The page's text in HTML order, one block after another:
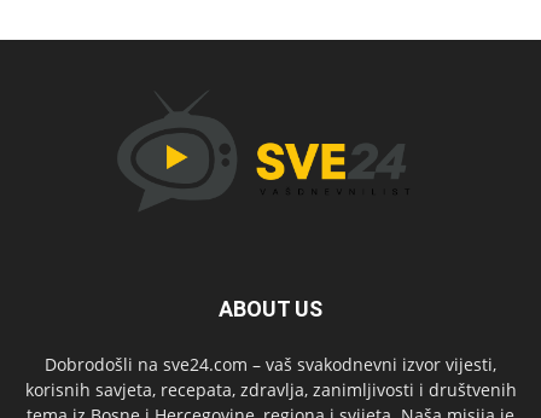
ABOUT US
Dobrodošli na sve24.com – vaš svakodnevni izvor vijesti,
korisnih savjeta, recepata, zdravlja, zanimljivosti i društvenih